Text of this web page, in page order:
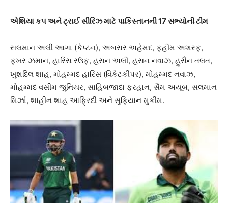
એશિયા કપ અને ટ્રાઈ સીરિઝ માટે પાકિસ્તાનની 17 સભ્યોની ટીમ
સલમાન અલી આગા (કેપ્ટન), અબરાર અહેમદ, ફહીમ અશરફ,
ફખર ઝમાન, હારિસ રઉફ, હસન અલી, હસન નવાઝ, હુસૈન તલત,
ખુશદિલ શાહ, મોહમ્મદ હારિસ (વિકેટકીપર), મોહમ્મદ નવાઝ,
મોહમ્મદ વસીમ જુનિયર, સાહિબજાદા ફરહાન, સૈમ અયૂબ, સલમાન
મિર્ઝા, શાહીન શાહ આફ્રિદી અને સુફિયાન મુકીમ.